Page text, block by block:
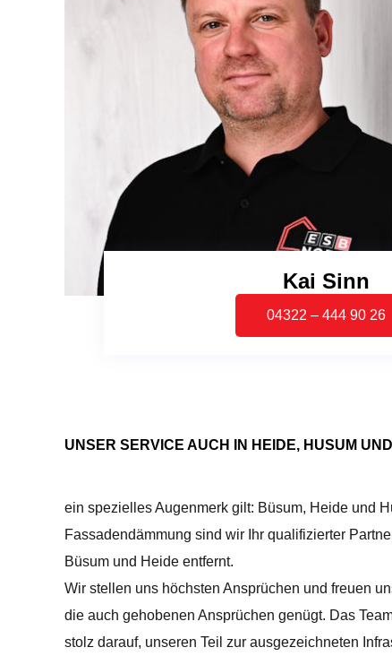
Kai Sinn
04322 – 444 90 26
UNSER SERVICE AUCH IN HEIDE, HUSUM
ein spezielles Augenmerk gilt: Büsum, Heide und
Fassadendämmung sind wir Ihr qualifizierter
Büsum und Heide entfernt.
Wir stellen uns höchsten Ansprüchen und freuen
die auch gehobenen Ansprüchen genügt. Das
stolz darauf, unseren Teil zur ausgezeichneten